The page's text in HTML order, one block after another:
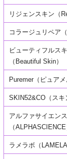
リジェンスキン（
コラージュリペア
ビューティフルス
（Beautiful Skin）
Puremer（ピュアメ
SKIN52&CO（スキ
アルファサイエンス
（ALPHASCIENCE
ラメラボ（